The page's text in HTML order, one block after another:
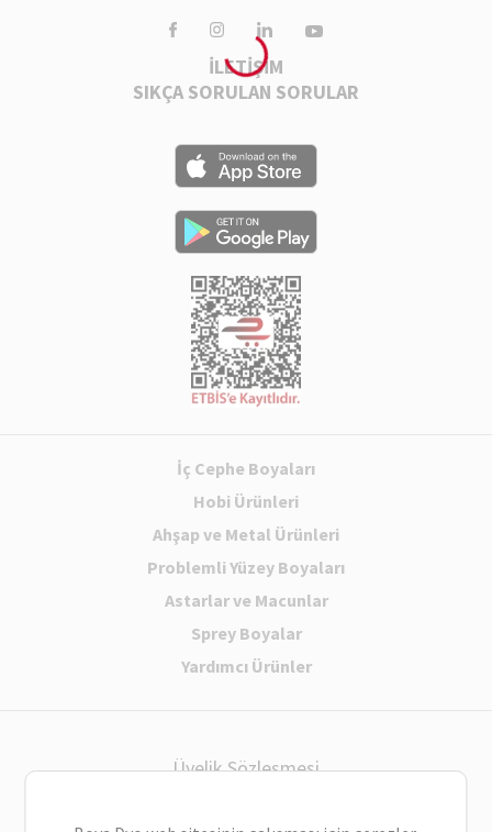
İLETİŞİM
SIKÇA SORULAN SORULAR
İç Cephe Boyaları
Hobi Ürünleri
Ahşap ve Metal Ürünleri
Problemli Yüzey Boyaları
Astarlar ve Macunlar
Sprey Boyalar
Yardımcı Ürünler
Üyelik Sözleşmesi